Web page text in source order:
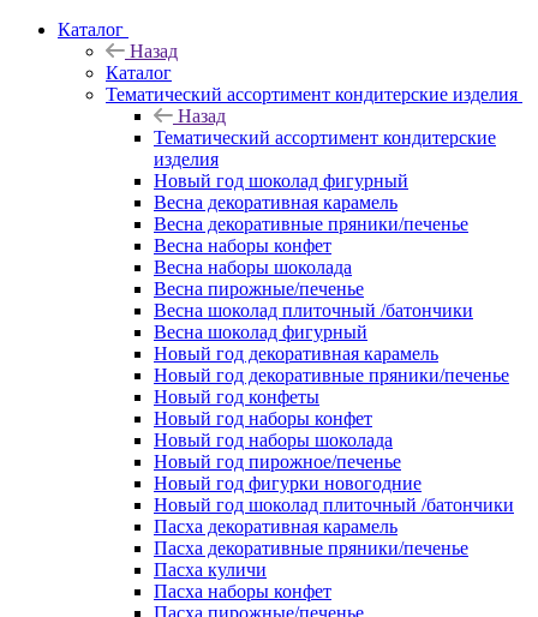
Каталог
Назад
Каталог
Тематический ассортимент кондитерские изделия
Назад
Тематический ассортимент кондитерские
изделия
Новый год шоколад фигурный
Весна декоративная карамель
Весна декоративные пряники/печенье
Весна наборы конфет
Весна наборы шоколада
Весна пирожные/печенье
Весна шоколад плиточный /батончики
Весна шоколад фигурный
Новый год декоративная карамель
Новый год декоративные пряники/печенье
Новый год конфеты
Новый год наборы конфет
Новый год наборы шоколада
Новый год пирожное/печенье
Новый год фигурки новогодние
Новый год шоколад плиточный /батончики
Пасха декоративная карамель
Пасха декоративные пряники/печенье
Пасха куличи
Пасха наборы конфет
Пасха пирожные/печенье